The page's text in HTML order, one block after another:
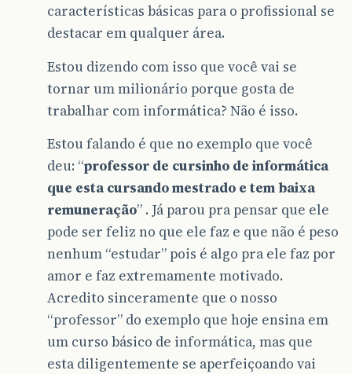
características básicas para o profissional se
destacar em qualquer área.
Estou dizendo com isso que você vai se
tornar um milionário porque gosta de
trabalhar com informática? Não é isso.
Estou falando é que no exemplo que você
deu: “professor de cursinho de informática
que esta cursando mestrado e tem baixa
remuneração” . Já parou pra pensar que ele
pode ser feliz no que ele faz e que não é peso
nenhum “estudar” pois é algo pra ele faz por
amor e faz extremamente motivado.
Acredito sinceramente que o nosso
“professor” do exemplo que hoje ensina em
um curso básico de informática, mas que
esta diligentemente se aperfeiçoando vai